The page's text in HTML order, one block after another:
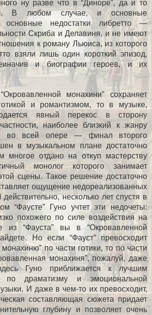
ну разве что в “Диноре”, да и то
В любом случае, и основные
основные недостатки либретто —
Скриба и Делавиня, и не имеют
к роману Льюиса, из которого
взяли лишь один короткий эпизод,
и биографии героев, и их
монахини” сохраняет
и романтизмом, то в музыке,
явный перекос в сторону
наиболее близкий к жанру
во всей опере — финал второго
в музыкальном плане достаточно
многое отдано на откуп мастерству
монолог которого занимает
сцены. Такое решение достаточно
ощущение недореализованных
несколько лет спустя в
“Фаусте” Гуно учтет эти недочеты:
похожего по силе воздействия на
из “Фауста” вы в “Окровавленной
Но если “Фауст” превосходит
по части готики, то по части
монахиня”, пожалуй, даже
Гуно приближается к лучшим
драматизму и эмоциональной
И даже в чем-то их превосходит,
составляющая сюжета придает
глубину и позволяет очень